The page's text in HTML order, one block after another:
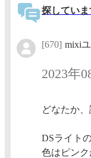
探していま
[670] mixi
2023年
どなたか、
DSライト
色はピン